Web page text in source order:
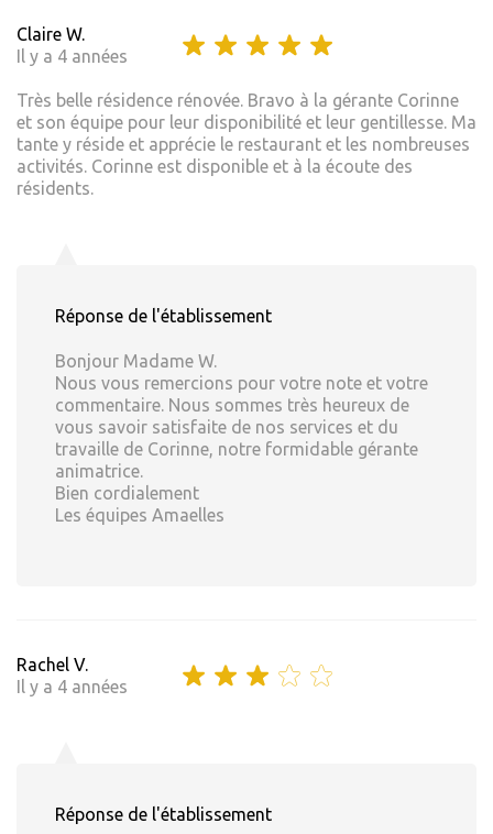
Claire W.
Il y a 4 années
Très belle résidence rénovée. Bravo à la gérante Corinne
et son équipe pour leur disponibilité et leur gentillesse. Ma
tante y réside et apprécie le restaurant et les nombreuses
activités. Corinne est disponible et à la écoute des
résidents.
Réponse de l'établissement
Bonjour Madame W.
Nous vous remercions pour votre note et votre
commentaire. Nous sommes très heureux de
vous savoir satisfaite de nos services et du
travaille de Corinne, notre formidable gérante
animatrice.
Bien cordialement
Les équipes Amaelles
Rachel V.
Il y a 4 années
Réponse de l'établissement